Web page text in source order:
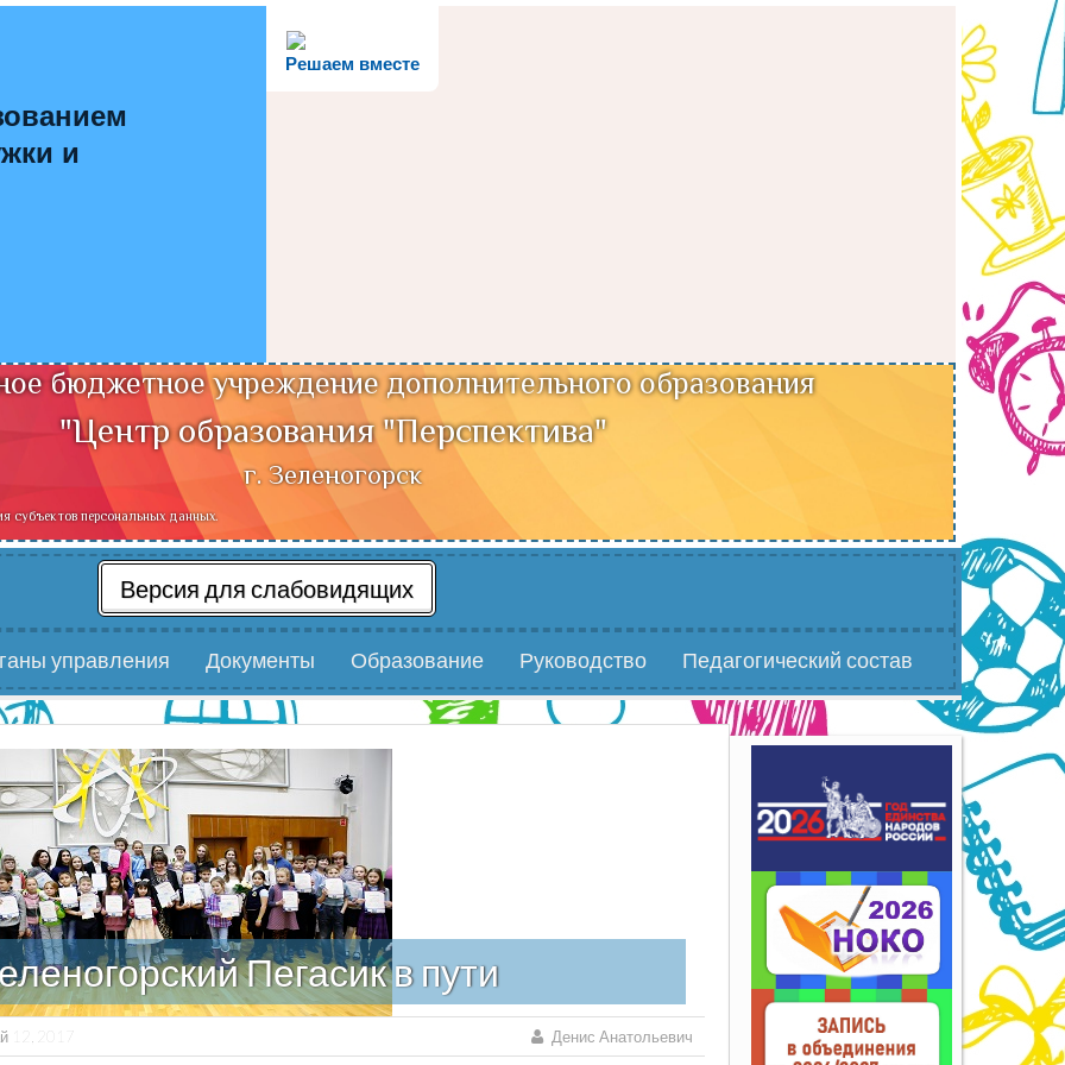
Решаем вместе
и
бюджетное учреждение дополнительного образования
"Центр образования "Перспектива"
г. Зеленогорск
субъектов персональных данных.
Версия для слабовидящих
управления Документы Образование Руководство Педагогический состав
Пегасик в пути
12, 2017 Денис Анатольевич